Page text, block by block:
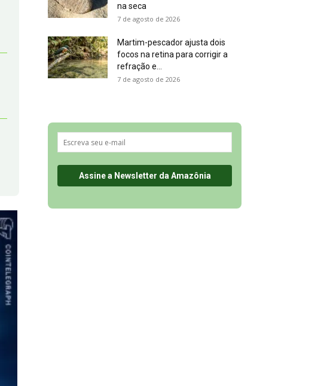
na seca
7 de agosto de 2026
Martim-pescador ajusta dois
focos na retina para corrigir a
refração e...
7 de agosto de 2026